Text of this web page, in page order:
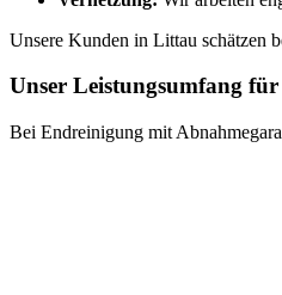
Unsere Kunden in Littau schätzen
Unser Leistungsumfang
Bei Endreinigung mit